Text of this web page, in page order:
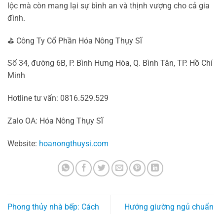
lộc mà còn mang lại sự bình an và thịnh vượng cho cả gia
đình.
⛳ Công Ty Cổ Phần Hóa Nông Thụy Sĩ
Số 34, đường 6B, P. Bình Hưng Hòa, Q. Bình Tân, TP. Hồ Chí
Minh
Hotline tư vấn: 0816.529.529
Zalo OA: Hóa Nông Thụy Sĩ
Website: hoanongthuysi.com
Phong thủy nhà bếp: Cách
Hướng giường ngủ chuẩn